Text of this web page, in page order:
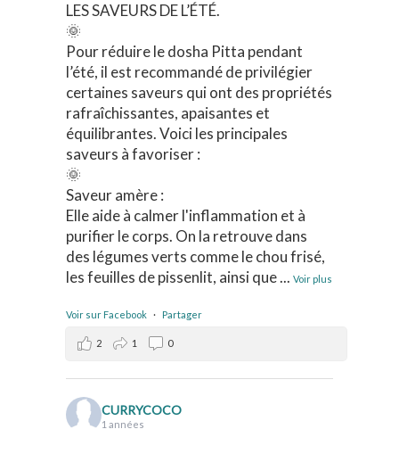
LES SAVEURS DE L’ÉTÉ.
🌞
Pour réduire le dosha Pitta pendant
l’été, il est recommandé de privilégier
certaines saveurs qui ont des propriétés
rafraîchissantes, apaisantes et
équilibrantes. Voici les principales
saveurs à favoriser :
🌞
Saveur amère :
Elle aide à calmer l'inflammation et à
purifier le corps. On la retrouve dans
des légumes verts comme le chou frisé,
les feuilles de pissenlit, ainsi que... Voir plus
Voir sur Facebook · Partager
2 1 0
CURRYCOCO
1 années